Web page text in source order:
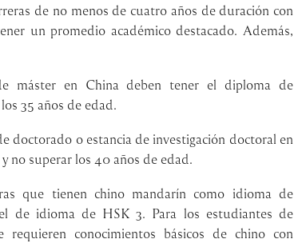
de no menos de cuatro años de duración con
un promedio académico destacado. Además,
máster en China deben tener el diploma de
35 años de edad.
doctorado o estancia de investigación doctoral en
no superar los 40 años de edad.
que tienen chino mandarín como idioma de
de idioma de HSK 3. Para los estudiantes de
requieren conocimientos básicos de chino con